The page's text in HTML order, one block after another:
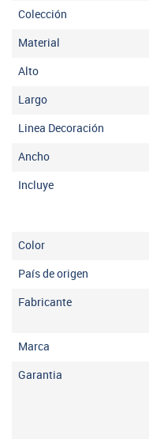
Colección
Material
Alto
Largo
Linea Decoración
Ancho
Incluye
Color
País de origen
Fabricante
Marca
Garantia